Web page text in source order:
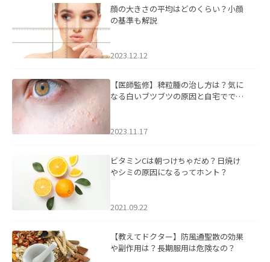
顔の大きさの平均はどのくらい？小顔
の基準も解説
2023.12.12
【医師監修】稗粒腫の治し方は？気に
なる白いブツブツの原因と自宅ででき
2023.11.17
ビタミンCは朝つけちゃだめ？日焼け
やシミの原因になるってホント？
2021.09.22
【教えてドクター】防風通聖散の効果
や副作用は？長期服用は危険なの？